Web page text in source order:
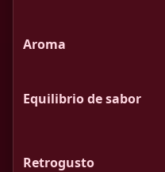
Aroma
Equilibrio de sabor
Retrogusto